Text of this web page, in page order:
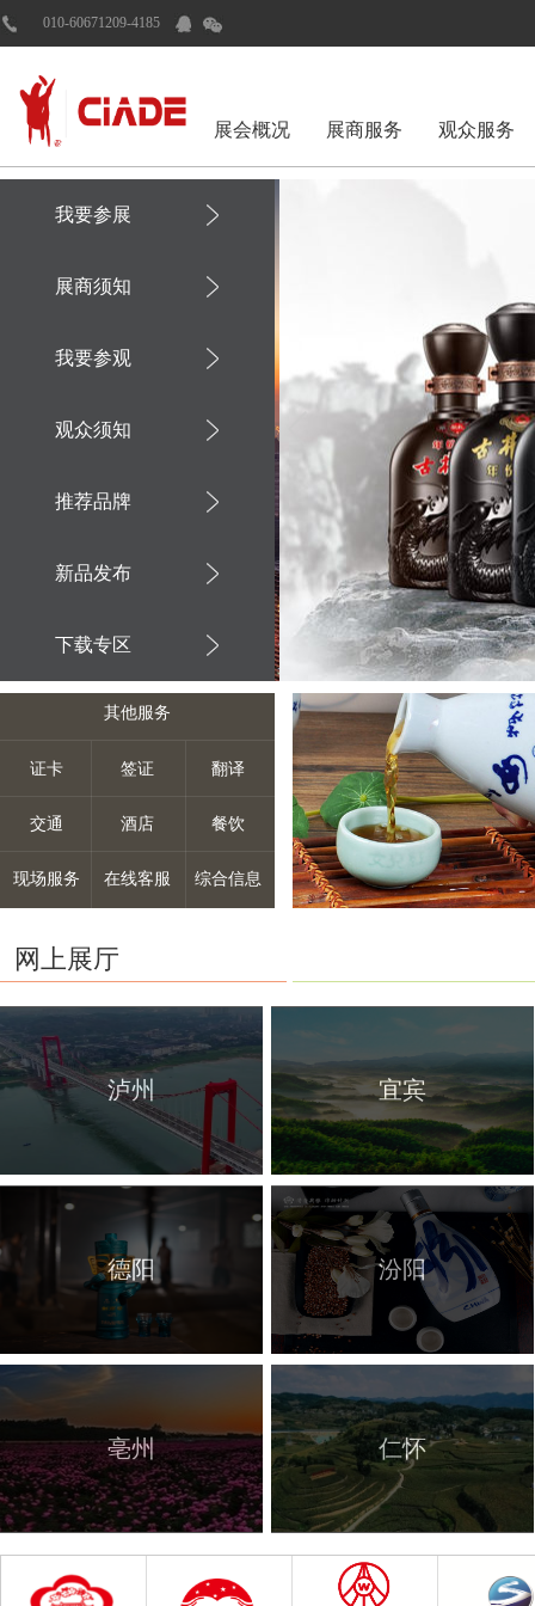
010-60671209-4185
展会概况 展商服务 观众服务
我要参展
展商须知
我要参观
观众须知
推荐品牌
新品发布
下载专区
其他服务
证卡 签证 翻译
交通 酒店 餐饮
现场服务 在线客服 综合信息
网上展厅
泸州 宜宾
德阳 汾阳
亳州 仁怀